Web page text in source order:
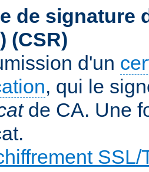
de signature
(CSR)
d'un
, qui le
de CA. Une
SSL/